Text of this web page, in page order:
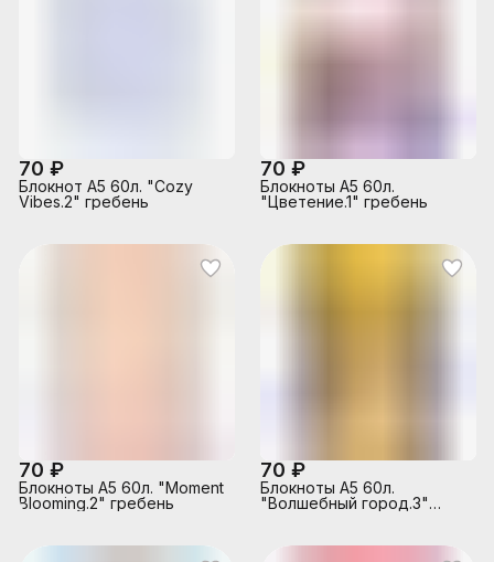
70 ₽
Блокнот А5 60л. "Cozy
Vibes.2" гребень
70 ₽
Блокноты А5 60л.
"Цветение.1" гребень
70 ₽
Блокноты А5 60л. "Moment
Blooming.2" гребень
70 ₽
Блокноты А5 60л.
"Волшебный город.3"